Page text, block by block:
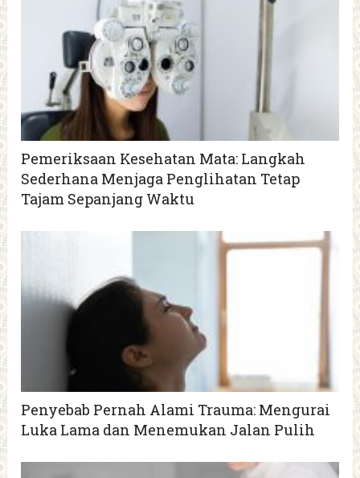
Pemeriksaan Kesehatan Mata: Langkah
Sederhana Menjaga Penglihatan Tetap
Tajam Sepanjang Waktu
Penyebab Pernah Alami Trauma: Mengurai
Luka Lama dan Menemukan Jalan Pulih